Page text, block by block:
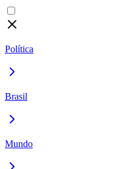
Política
Brasil
Mundo